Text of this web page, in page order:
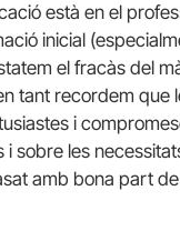
està en el
inicial
el fracàs del
tant recordem
i
sobre les
amb bona part